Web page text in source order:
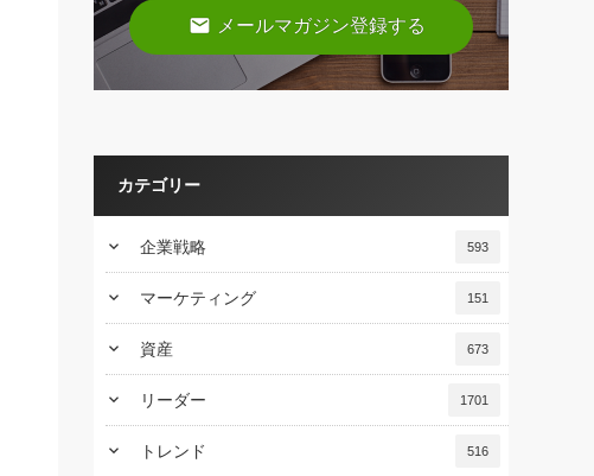
email メールマガジン登録する
カテゴリー
keyboard_arrow_down 企業戦略 593
keyboard_arrow_down マーケティング 151
keyboard_arrow_down 資産 673
keyboard_arrow_down リーダー 1701
keyboard_arrow_down トレンド 516